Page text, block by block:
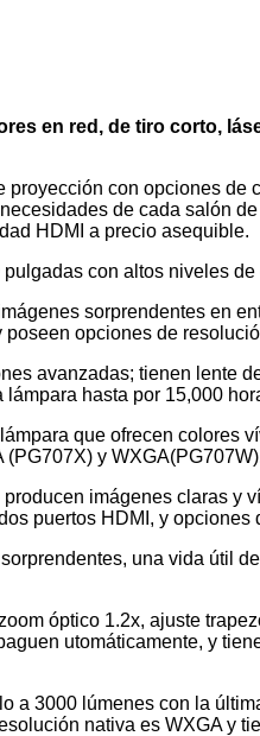
en red, de tiro corto,
con opciones de
de cada salón
HDMI a precio asequible.
con altos niveles de
sorprendentes en
opciones de
avanzadas; tienen lente
hasta por 15,000
que ofrecen colores
y
imágenes claras
puertos HDMI, y
una vida útil
óptico 1.2x, ajuste
utomáticamente, y
3000 lúmenes con la
nativa es WXGA y